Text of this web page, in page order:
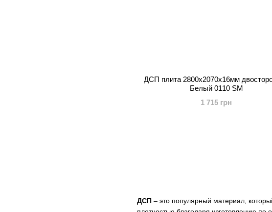
ДСП – это популярный материал,
ДСП плита 2800x2070x16мм
Белый 0110 SM
1 715 грн